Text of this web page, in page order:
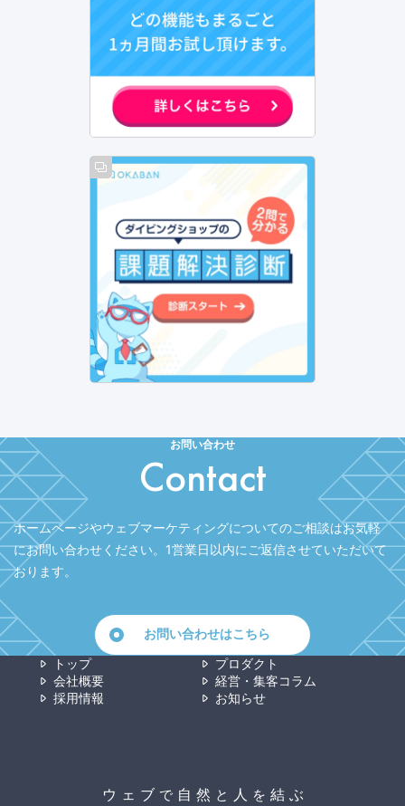
お問い合わせ
Contact
ホームページやウェブマーケティングについてのご相談はお気軽
にお問い合わせください。 1営業日以内にご返信させていただいて
おります。
お問い合わせはこちら
トップ
プロダクト
会社概要
経営・集客コラム
採用情報
お知らせ